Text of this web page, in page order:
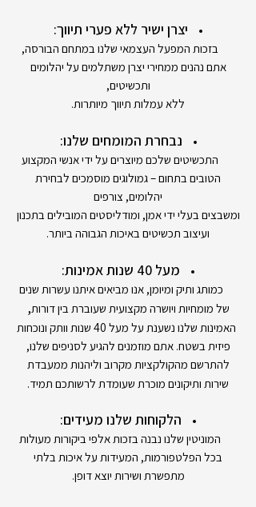
יצרן ישיר ללא פערי תיווך:
בזכות המפעל העצמאי שלנו במתחם הבורסה,
אתם נהנים ממחירי יצרן משתלמים על יהלומים
ותכשיטים,
ללא עמלות תיווך מיותרות.
נבחרת המומחים שלנו:
התכשיטים שלכם מיוצרים על ידי אנשי המקצוע
הטובים בתחום – גמולוגים מוסמכים לבחירת
יהלומים, צורפים
ומשבצים בעלי ידי אמן, ומודליסטים המובילים בתכנון
ועיצוב תכשיטים באיכות הגבוהה ביותר.
מעל 40 שנות אמינות:
כמותג ותיק ומיומן, אנו מביאים איתנו עשרות שנים
של מומחיות ויושרה מקצועית שעוברת בין דורות,
האמינות שלנו נשענת על מעל 40 שנות וותק ונוכחות
פיזית בשטח. אתם מוזמנים להגיע לסניפים שלנו,
להתרשם מהקולקציות מקרוב וליהנות ממעבדת
שירות ותיקונים מוכרת שעומדת לרשותכם תמיד.
הלקוחות שלנו מעידים:
המוניטין שלנו נבנה בזכות אלפי ביקורות מעולות
בכל הפלטפורמות, המעידות על איכות בלתי
מתפשרת ושירות יוצא דופן.